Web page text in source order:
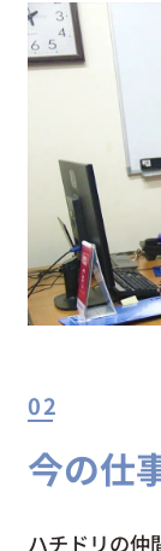
02
今の仕
ハチドリの仲